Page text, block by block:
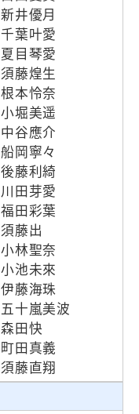
新井優月
千葉叶愛
夏目琴愛
須藤煌生
根本怜奈
小堀美遥
中谷應介
船岡寧々
後藤利綺
川田芽愛
福田彩葉
須藤出
小林聖奈
小池未來
伊藤海珠
五十嵐美波
森田快
町田真義
須藤直翔